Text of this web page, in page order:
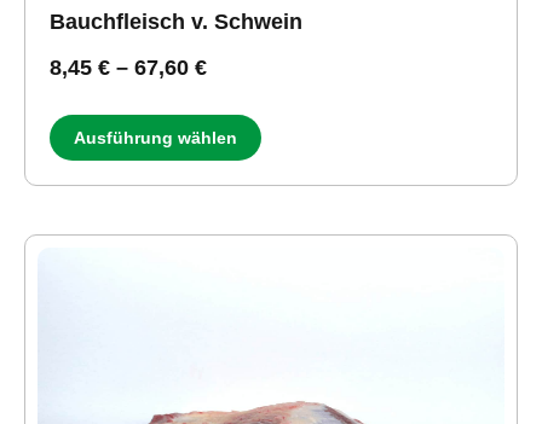
Bauchfleisch v. Schwein
8,45 € – 67,60 €
Ausführung wählen